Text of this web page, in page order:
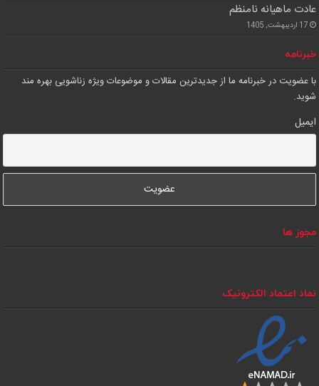
عادت ماهیانه نامنظم
17 اردیبهشت, 1405
خبرنامه
با عضویت در خبرنامه ما از جدیدترین مقالات و موضوعات ویژه زناشویی بهره مند
شوید.
ایمیل
مجوز ها
نماد اعتماد الکترونیک